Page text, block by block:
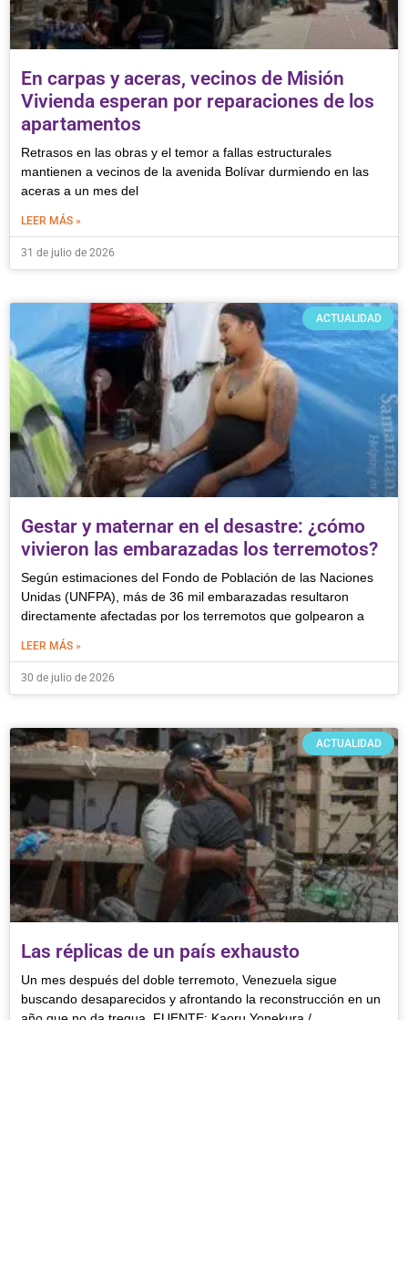
En carpas y aceras, vecinos de Misión
Vivienda esperan por reparaciones de los
apartamentos
Retrasos en las obras y el temor a fallas estructurales
mantienen a vecinos de la avenida Bolívar durmiendo en las
aceras a un mes del
LEER MÁS »
31 de julio de 2026
ACTUALIDAD
Gestar y maternar en el desastre: ¿cómo
vivieron las embarazadas los terremotos?
Según estimaciones del Fondo de Población de las Naciones
Unidas (UNFPA), más de 36 mil embarazadas resultaron
directamente afectadas por los terremotos que golpearon a
LEER MÁS »
30 de julio de 2026
ACTUALIDAD
Las réplicas de un país exhausto
Un mes después del doble terremoto, Venezuela sigue
buscando desaparecidos y afrontando la reconstrucción en un
año que no da tregua. FUENTE: Kaoru Yonekura /